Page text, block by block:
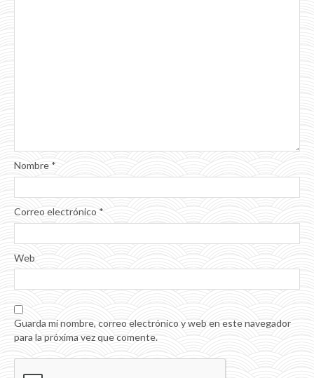
Nombre *
Correo electrónico *
Web
Guarda mi nombre, correo electrónico y web en este navegador
para la próxima vez que comente.